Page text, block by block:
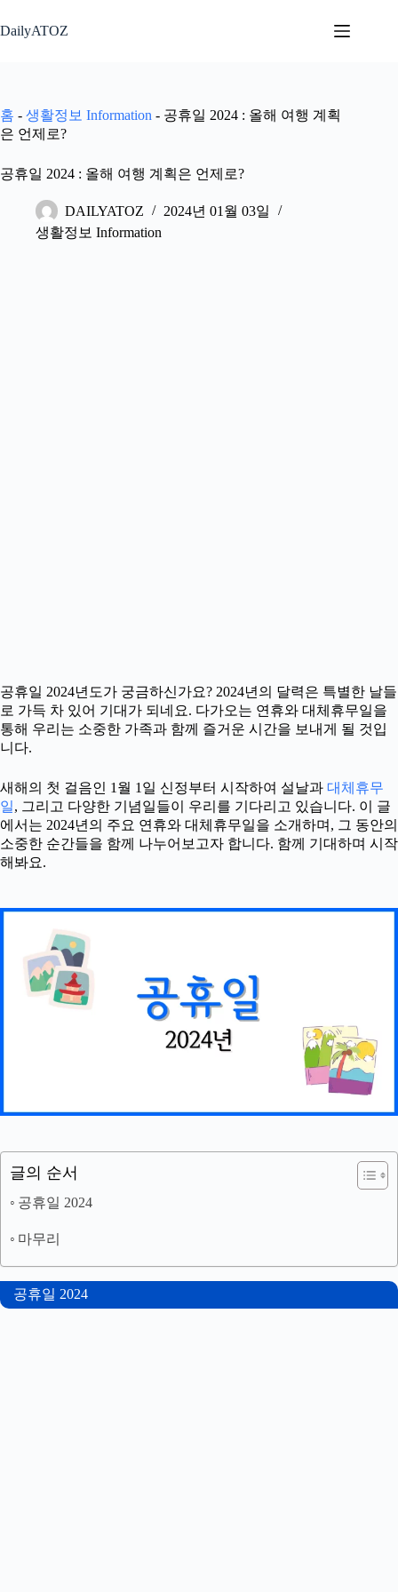
문
뛰
기
DailyATOZ
홈 - 생활정보 Information - 공휴일 2024 : 올해 여행 계획
은 언제로?
공휴일 2024 : 올해 여행 계획은 언제로?
DAILYATOZ
2024년 01월 03일
생활정보 Information
공휴일 2024년도가 궁금하신가요? 2024년의 달력은 특별한 날들
로 가득 차 있어 기대가 되네요. 다가오는 연휴와 대체휴무일을
통해 우리는 소중한 가족과 함께 즐거운 시간을 보내게 될 것입
니다.
새해의 첫 걸음인 1월 1일 신정부터 시작하여 설날과 대체휴무
일, 그리고 다양한 기념일들이 우리를 기다리고 있습니다. 이 글
에서는 2024년의 주요 연휴와 대체휴무일을 소개하며, 그 동안의
소중한 순간들을 함께 나누어보고자 합니다. 함께 기대하며 시작
해봐요.
글의 순서
공휴일 2024
마무리
공휴일 2024